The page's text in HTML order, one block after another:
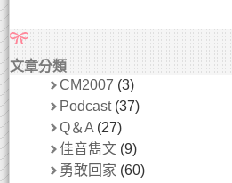
文章分類
CM2007 (3)
Podcast(37)
Q＆A (27)
佳音雋文 (9)
勇敢回家 (60)